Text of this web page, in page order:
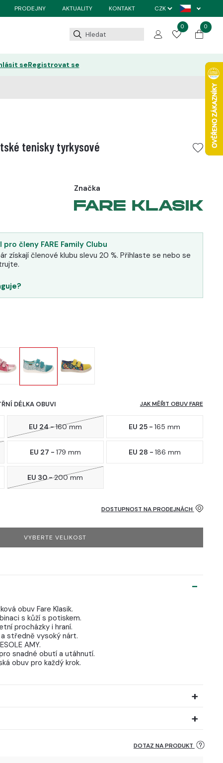
PRODEJNY AKTUALITY KONTAKT
0 0
seRegistrovat se
tenisky tyrkysové
Značka
členy FARE Family Clubu
získají členové klubu slevu 20 %. Přihlaste se nebo se
DÉLKA OBUVI JAK MĚŘIT OBUV FARE
EU 24 -160 mm EU 25 -165 mm
EU 27 - 179 mm EU 28 - 186 mm
EU 30 -200 mm
DOSTUPNOST NA PRODEJNÁCH
VYBERTE VELIKOST
obuv Fare Klasik.
s kůží s potiskem.
procházky i hraní.
středně vysoký nárt.
AMY.
snadné obutí a utáhnutí.
obuv pro každý krok.
DOTAZ NA PRODUKT